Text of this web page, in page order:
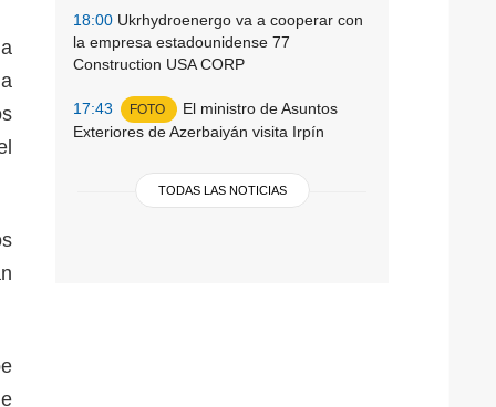
18:00 Ukrhydroenergo va a cooperar con
la empresa estadounidense 77
Construction USA CORP
17:43 FOTO
El ministro de Asuntos
Exteriores de Azerbaiyán visita Irpín
TODAS LAS NOTICIAS